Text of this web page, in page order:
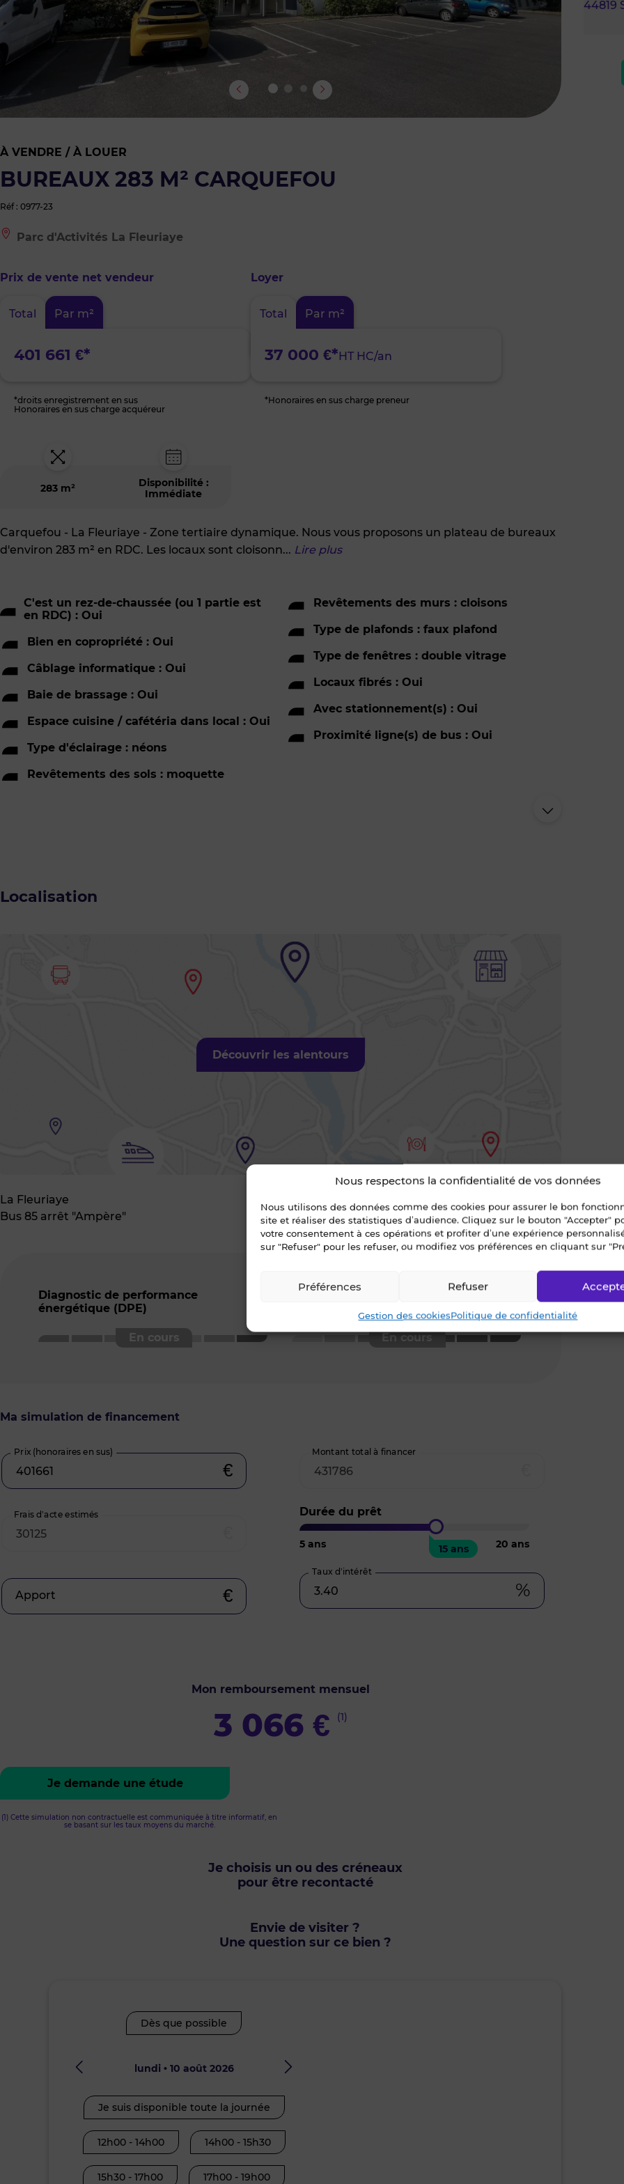
Nous respectons la confidentialité de vos données
Nous utilisons des données comme des cookies pour assurer le bon
site et réaliser des statistiques d’audience. Cliquez sur le bouton "Accepter"
votre consentement à ces opérations et profiter d’une expérience
sur "Refuser" pour les refuser, ou modifiez vos préférences en cliquant sur
Refuser
Préférences
Gestion des cookiesPolitique de confidentialité
À VENDRE / À LOUER
BUREAUX 283 M² CARQUEFOU
Réf : 0977-23
Le
bien
à
d'Activités
Parc d'Activités La Fleuriaye
Prix de vente net vendeur
Total Par m²
401 661 €*
*droits enregistrement en sus
Honoraires en sus charge acquéreur
Loyer
Total Par m²
37 000 €*HT HC/an
*Honoraires en sus charge preneur
283 m²
Disponibilité :
Immédiate
Carquefou - La Fleuriaye - Zone tertiaire dynamique. Nous vous proposons un plateau de bureaux
d'environ 283 m² en RDC. Les locaux sont cloisonn... Lire plus
C'est un rez-de-chaussée (ou 1 partie est
en RDC) : Oui
Bien en copropriété : Oui
Câblage informatique : Oui
Baie de brassage : Oui
Espace cuisine / cafétéria dans local : Oui
Type d'éclairage : néons
Revêtements des sols : moquette
Revêtements des murs : cloisons
Type de plafonds : faux plafond
Type de fenêtres : double vitrage
Locaux fibrés : Oui
Avec stationnement(s) : Oui
Proximité ligne(s) de bus : Oui
Localisation
Découvrir les alentours
La Fleuriaye
Bus 85 arrêt "Ampère"
Diagnostic de performance
énergétique (DPE)
Indice d'émission de gaz à effet de
Ma simulation de financement
Prix (honoraires en sus)
€
Frais d’acte estimés
Apport €
Montant total à financer
Durée du prêt
5 ans 20 ans
15 ans
Taux d’intérêt
%
Mon remboursement mensuel
3 066 € (1)
Je demande une étude
(1) Cette simulation non contractuelle est communiquée à titre informatif, en
se basant sur les taux moyens du marché.
44819
Je choisis un ou des créneaux
pour être recontacté
Envie de visiter ?
Une question sur ce bien ?
Dès que possible
lundi • 10 août 2026
Je suis disponible toute la journée
12h00 - 14h00 14h00 - 15h30
15h30 - 17h00 17h00 - 19h00